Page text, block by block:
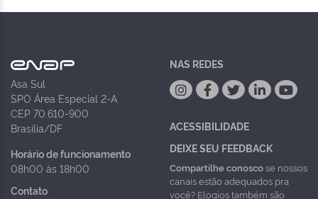
Asa Sul
SPO Área Especial 2-A
CEP 70.610-900
Brasília/DF
Horário de funcionamento
08h00 às 18h00
Contato
NAS REDES
ACESSIBILIDADE
DEIXE SEU FEEDBACK
Compartilhe conoscose nossos
canais estão adequados pra
você? Elogios também são